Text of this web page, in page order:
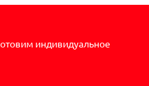
индивидуальное